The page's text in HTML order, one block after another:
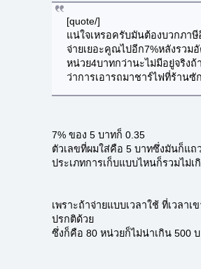
[quote/]
แน่ใจเหรอครับมันต้องบวกภา
จ่ายเยอะคูณไปอีก7%หลังรว
หน่วย4บาทกว่านะไม่มีอยู่จริง
ว่าการเอารถมาชาร์ไฟที่ร้านซั
7% ของ 5 บาทก็ 0.35
ตัวเลขที่ผมใส่คือ 5 บาทซึ่งมันก็แถ
ประเภทการเก็บแบบไหนก็รวมไม่
เพราะถ้าจ่ายแบบเวลาใช้ ที่เวลา
ปรกติด้วย
ซึ่งก็คือ 80 หน่วยก็ไม่น่าเกิน 500